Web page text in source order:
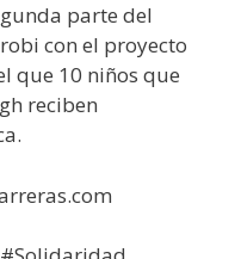
parte del
con el proyecto
que 10 niños que
reciben